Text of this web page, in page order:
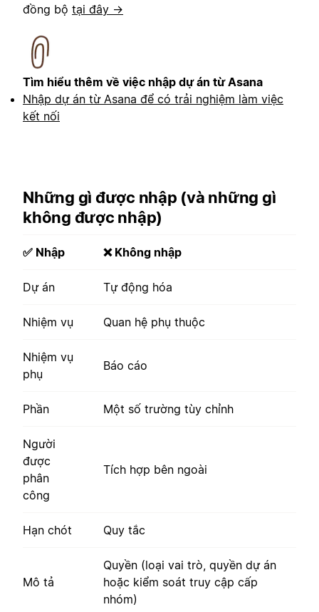
đồng bộ tại đây →
Tìm hiểu thêm về việc nhập dự án từ Asana
Nhập dự án từ Asana để có trải nghiệm làm việc
kết nối
Những gì được nhập (và những gì
không được nhập)
✅ Nhập ❌ Không nhập
Dự án Tự động hóa
Nhiệm vụ Quan hệ phụ thuộc
Nhiệm vụ
phụ
Báo cáo
Phần Một số trường tùy chỉnh
Người
được
phân
công
Tích hợp bên ngoài
Hạn chót Quy tắc
Mô tả
Quyền (loại vai trò, quyền dự án
hoặc kiểm soát truy cập cấp
nhóm)